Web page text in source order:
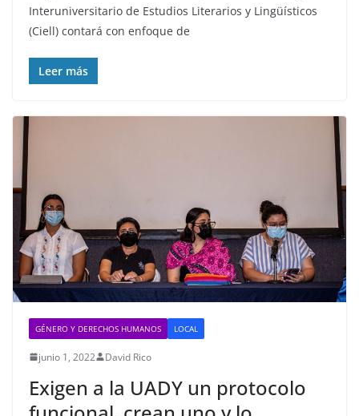
Interuniversitario de Estudios Literarios y Lingüísticos
(Ciell) contará con enfoque de
Leer más
GÉNERO Y DERECHOS HUMANOS LOCAL
junio 1, 2022 David Rico
Exigen a la UADY un protocolo